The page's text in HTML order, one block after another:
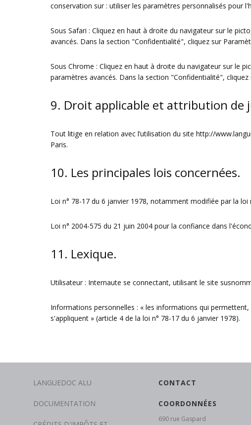
conservation sur : utiliser les paramètres personnalisés pour
Sous Safari : Cliquez en haut à droite du navigateur sur le
avancés. Dans la section "Confidentialité", cliquez sur
Sous Chrome : Cliquez en haut à droite du navigateur sur le
paramètres avancés. Dans la section "Confidentialité",
9. Droit applicable et attribution de
Tout litige en relation avec l’utilisation du site http://
Paris.
10. Les principales lois concernées.
Loi n° 78-17 du 6 janvier 1978, notamment modifiée par la
Loi n° 2004-575 du 21 juin 2004 pour la confiance dans
11. Lexique.
Utilisateur : Internaute se connectant, utilisant le site
Informations personnelles : « les informations qui
s'appliquent » (article 4 de la loi n° 78-17 du 6 janvier 1978).
LANGUEDOC ALU
DOCUMENTATION
CONTACT
COORDONNÉES
690 rue Gaspard